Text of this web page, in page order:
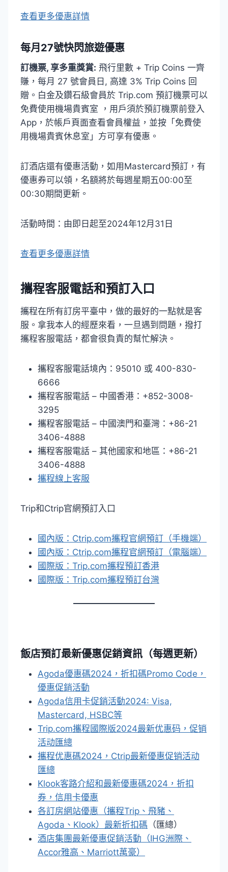
查看更多優惠詳情
每月27號快閃旅遊優惠
訂機票, 享多重獎賞: 飛行里數 + Trip Coins 一齊
賺，每月 27 號會員日, 高達 3% Trip Coins 回
贈。白金及鑽石級會員於 Trip.com 預訂機票可以
免費使用機場貴賓室 ，用戶須於預訂機票前登入
App，於帳戶頁面查看會員權益，並按「免費使
用機場貴賓休息室」方可享有優惠。
訂酒店還有優惠活動，如用Mastercard預訂，有
優惠券可以領，名額將於每週星期五00:00至
00:30期間更新。
活動時間：由即日起至2024年12月31日
查看更多優惠詳情
攜程客服電話和預訂入口
攜程在所有訂房平臺中，做的最好的一點就是客
服。拿我本人的經歷來看，一旦遇到問題，撥打
攜程客服電話，都會很負責的幫忙解決。
攜程客服電話境內：95010 或 400-830-
6666
攜程客服電話 – 中國香港：+852-3008-
3295
攜程客服電話 – 中國澳門和臺灣：+86-21
3406-4888
攜程客服電話 – 其他國家和地區：+86-21
3406-4888
攜程線上客服
Trip和Ctrip官網預訂入口
國內版：Ctrip.com攜程官網預訂（手機端）
國內版：Ctrip.com攜程官網預訂（電腦端）
國際版：Trip.com攜程預訂香港
國際版：Trip.com攜程預訂台灣
飯店預訂最新優惠促銷資訊（每週更新）
Agoda優惠碼2024，折扣碼Promo Code，
優惠促銷活動
Agoda信用卡促銷活動2024: Visa,
Mastercard, HSBC等
Trip.com攜程國際版2024最新优惠码，促销
活动匯總
攜程优惠碼2024，Ctrip最新優惠促销活动
匯總
Klook客路介紹和最新優惠碼2024，折扣
券，信用卡優惠
各訂房網站優惠（攜程Trip、飛豬、
Agoda、Klook）最新折扣碼 （匯總）
酒店集團最新優惠促銷活動（IHG洲際、
Accor雅高、Marriott萬豪）